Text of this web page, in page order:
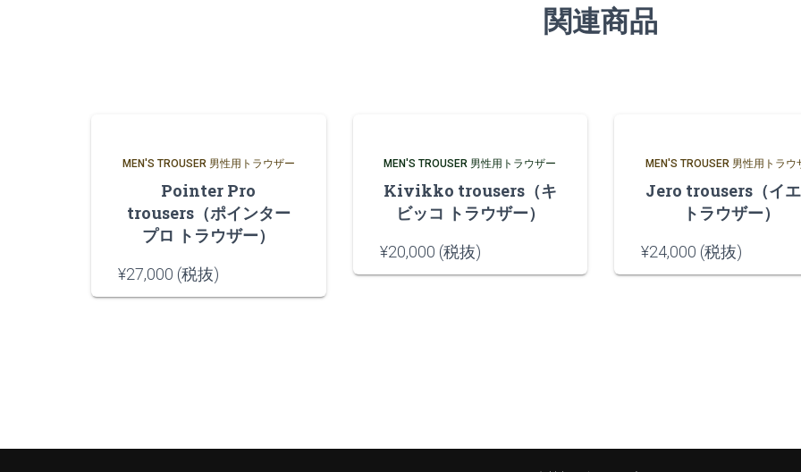
関連商品
MEN'S TROUSER 男性用トラウザー
Pointer Pro
trousers（ポインター
プロ トラウザー）
¥27,000 (税抜)
MEN'S TROUSER 男性用トラウザー
Kivikko trousers（キ
ビッコ トラウザー）
¥20,000 (税抜)
MEN'S TROUSER 男性用トラウ
Jero trousers（イ
トラウザー）
¥24,000 (税抜)